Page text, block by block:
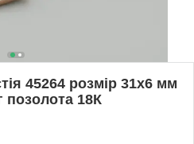
45264 розмір 31х6 мм
позолота 18К